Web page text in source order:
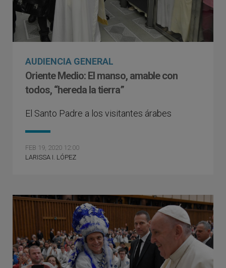
AUDIENCIA GENERAL
Oriente Medio: El manso, amable con
todos, “hereda la tierra”
El Santo Padre a los visitantes árabes
FEB 19, 2020 12:00
LARISSA I. LÓPEZ